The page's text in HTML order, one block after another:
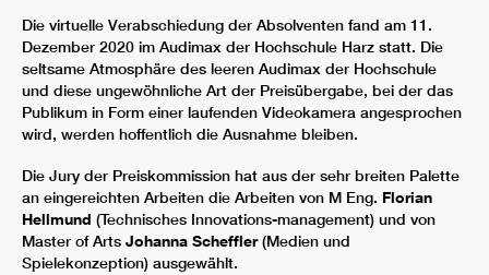
Die virtuelle Verabschiedung der Absolventen fand am 11.
Dezember 2020 im Audimax der Hochschule Harz statt. Die
seltsame Atmosphäre des leeren Audimax der Hochschule
und diese ungewöhnliche Art der Preisübergabe, bei der das
Publikum in Form einer laufenden Videokamera angesprochen
wird, werden hoffentlich die Ausnahme bleiben.
Die Jury der Preiskommission hat aus der sehr breiten Palette
an eingereichten Arbeiten die Arbeiten von M Eng. Florian
Hellmund (Technisches Innovations-management) und von
Master of Arts Johanna Scheffler(Medien und
Spielekonzeption) ausgewählt.